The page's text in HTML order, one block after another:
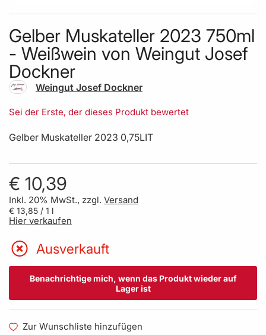
Skip to the beginning of the images gallery
Gelber Muskateller 2023 750ml
- Weißwein von Weingut Josef
Dockner
Weingut Josef Dockner
Sei der Erste, der dieses Produkt bewertet
Gelber Muskateller 2023 0,75LIT
€ 10,39
Inkl. 20% MwSt., zzgl. Versand
€ 13,85 / 1 l
Hier verkaufen
Ausverkauft
Benachrichtige mich, wenn das Produkt wieder auf
Lager ist
Zur Wunschliste hinzufügen